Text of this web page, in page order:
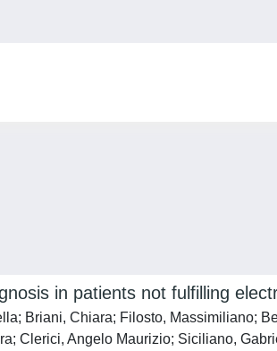
in patients not fulfilling
Briani, Chiara; Filosto, Massimiliano;
Clerici, Angelo Maurizio; Siciliano,